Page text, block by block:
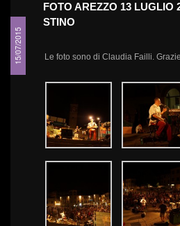
15/07/2015
FOTO AREZZO 13 LUGLIO
STINO
Le foto sono di Claudia Failli.